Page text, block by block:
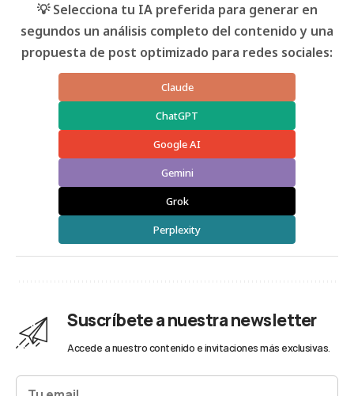
💡 Selecciona tu IA preferida para generar en
segundos un análisis completo del contenido y una
propuesta de post optimizado para redes sociales:
Claude
ChatGPT
Google AI
Gemini
Grok
Perplexity
Suscríbete a nuestra newsletter
Accede a nuestro contenido e invitaciones más exclusivas.